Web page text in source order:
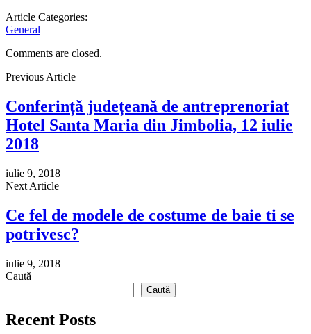
Article Categories:
General
Comments are closed.
Previous Article
Conferință județeană de antreprenoriat
Hotel Santa Maria din Jimbolia, 12 iulie
2018
iulie 9, 2018
Next Article
Ce fel de modele de costume de baie ti se
potrivesc?
iulie 9, 2018
Caută
Caută
Recent Posts